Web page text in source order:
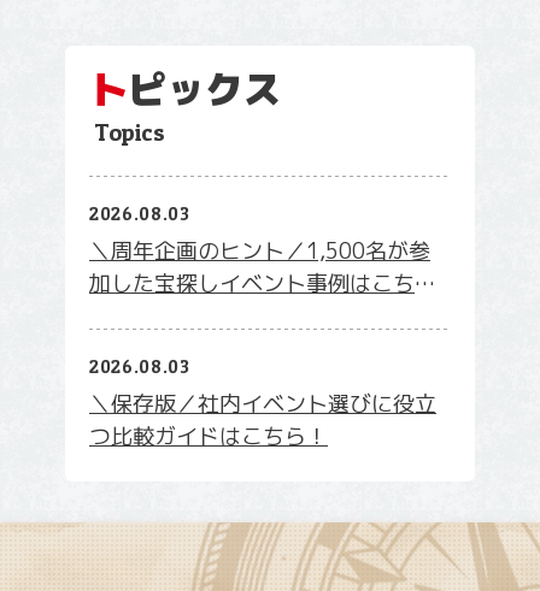
トピックス
Topics
2026.08.03
＼周年企画のヒント／1,500名が参
加した宝探しイベント事例はこち
2026.08.03
＼保存版／社内イベント選びに役立
つ比較ガイドはこちら！